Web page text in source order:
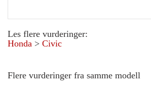
Les flere vurderinger:
Honda > Civic
Flere vurderinger fra samme modell